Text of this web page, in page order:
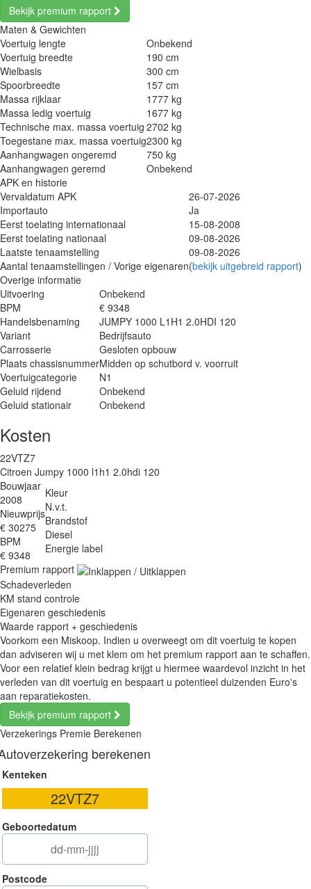
Bekijk premium rapport
Maten & Gewichten
Voertuig lengte
Onbekend
Voertuig breedte
190 cm
Wielbasis
300 cm
Spoorbreedte
157 cm
Massa rijklaar
1777 kg
Massa ledig voertuig
1677 kg
Technische max. massa voertuig 2702 kg
Toegestane max. massa voertuig2300 kg
Aanhangwagen ongeremd
750 kg
Aanhangwagen geremd
Onbekend
APK en historie
Vervaldatum APK
26-07-2026
Importauto
Ja
Eerst toelating internationaal
15-08-2008
Eerst toelating nationaal
09-08-2026
Laatste tenaamstelling
09-08-2026
Aantal tenaamstellingen / Vorige eigenaren(bekijk uitgebreid rapport)
Overige informatie
Uitvoering
Onbekend
BPM
€ 9348
Handelsbenaming
JUMPY 1000 L1H1 2.0HDI 120
Variant
Bedrijfsauto
Carrosserie
Gesloten opbouw
Plaats chassisnummerMidden op schutbord v. voorruit
Voertuigcategorie
N1
Geluid rijdend
Onbekend
Geluid stationair
Onbekend
Kosten
22VTZ7
Citroen Jumpy 1000 l1h1 2.0hdi 120
Bouwjaar
2008
Nieuwprijs
€ 30275
BPM
€ 9348
Kleur
N.v.t.
Brandstof
Diesel
Energie label
Premium rapport
Schadeverleden
KM stand controle
Eigenaren geschiedenis
Waarde rapport + geschiedenis
Voorkom een Miskoop. Indien u overweegt om dit voertuig te kopen
dan adviseren wij u met klem om het premium rapport aan te schaffen.
Voor een relatief klein bedrag krijgt u hiermee waardevol inzicht in het
verleden van dit voertuig en bespaart u potentieel duizenden Euro's
aan reparatiekosten.
Bekijk premium rapport
Verzekerings Premie Berekenen
berekenen
Kenteken
Geboortedatum
Postcode